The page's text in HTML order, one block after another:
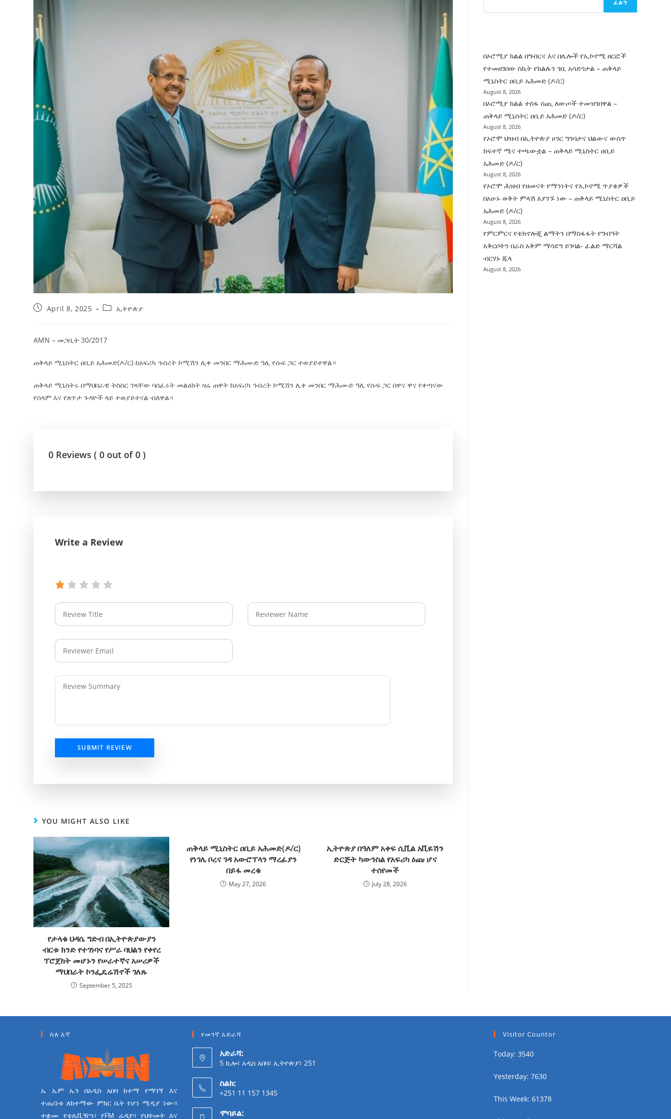
August 7, 2026
ሠራተኞች ስፖርት ፌስቲቫል በቴሌቪዥን ዘርፍ
አሸናፊነት ተጠናቀቀ
August 1, 2026
አዲስ ሚዲያ ኔትዎርክ በይዘት ስራዎቹ የሀሰት
ትርክትን በማረም እና የወል ትርክትን በመገንባት
October 17, 2025
April 8, 2025 ኢትዮጵያ
AMN – መጋቢት 30/2017
ጠቅላይ ሚኒስትር ዐቢይ አሕመድ(ዶ/ር) ከአፍሪካ ኅብረት ኮሚሽን ሊቀ መንበር ማሕሙድ ዓሊ የሱፍ ጋር ተወያይተዋል።
ጠቅላይ ሚኒስትሩ በማህበራዊ ትስስር ገጻቸው ባሰፈሩት መልዕክት ዛሬ ጠዋት ከአፍሪካ ኅብረት ኮሚሽን ሊቀ መንበር ማሕሙድ ዓሊ የሱፍ ጋር በዋና ዋና የቀጣናው
የሰላም እና የጸጥታ ጉዳዮች ላይ ተወያይተናል ብለዋል።
0 Reviews ( 0 out of 0 )
Write a Review
SUBMIT REVIEW
YOU MIGHT ALSO LIKE
የታላቁ ህዳሴ ግድብ በኢትዮጵያውያን
ብርቱ ክንድ የተገነባና የሥራ ባህልን የቀየረ
ፕሮጀክት መሆኑን የሠራተኛና አሠሪዎች
ማህበራት ኮንፌዴሬሽኖች ገለጹ
September 5, 2025
ጠቅላይ ሚኒስትር ዐቢይ አሕመድ(ዶ/ር)
የነገሌ ቦረና ገዳ አውሮፕላን ማረፊያን
በይፋ መረቁ
May 27, 2026
ኢትዮጵያ በዓለም አቀፍ ሲቪል አቪዬሽን
ድርጅት ካውንስል የአፍሪካ ዕጩ ሆና
ተሰየመች
July 28, 2026
ፈልግ
በኦሮሚያ ክልል በግብርና እና በሌሎች የኢኮኖሚ ዘርፎች
የተመዘገበው ስኬት የክልሉን ገቢ አሳድጎታል – ጠቅላይ
ሚኒስትር ዐቢይ አሕመድ (ዶ/ር)
August 8, 2026
በኦሮሚያ ክልል ተስፋ ሰጪ ለውጦች ተመዝገበዋል –
ጠቅላይ ሚኒስትር ዐቢይ አሕመድ (ዶ/ር)
August 8, 2026
የኦሮሞ ህዝብ በኢትዮጵያ ሀገር ግንባታና ህልውና ውስጥ
ከፍተኛ ሚና ተጫውቷል – ጠቅላይ ሚኒስትር ዐቢይ
አሕመድ (ዶ/ር)
August 8, 2026
የኦሮሞ ሕዝብ የዘመናት የማንነትና የኢኮኖሚ ጥያቄዎች
በአሁኑ ወቅት ምላሽ እያገኙ ነው – ጠቅላይ ሚኒስትር ዐቢይ
አሕመድ (ዶ/ር)
August 8, 2026
የምርምርና የቴክኖሎጂ ልማትን በማስፋፋት የግብዓት
አቅርቦትን በራስ አቅም ማሳደግ ይገባል- ፊልድ ማርሻል
ብርሃኑ ጁላ
August 8, 2026
ስለ እኛ
ኤ ኤም ኤን በአዲስ አበባ ከተማ የማገኝ እና
ተጠሪነቱ ለከተማው ምክር ቤት የሆነ ሚዲያ ነው።
ተቋሙ የቴሌቪዥን፣ የFM ሬዲዮ፣ የህትመት እና
የመገኛ አድራሻ
አድራሻ:
5 ኪሎ፣ አዲስ አበባ፣ ኢትዮጵያ፣ 251
ስልክ:
+251 11 157 1345
ሞባይል:
Visitor Countor
Today: 3540
Yesterday: 7630
This Week: 61378